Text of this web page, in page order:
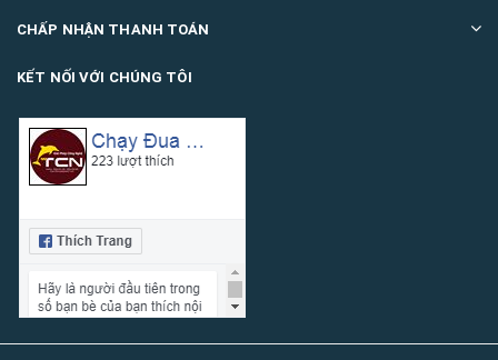
CHẤP NHẬN THANH TOÁN
KẾT NỐI VỚI CHÚNG TÔI